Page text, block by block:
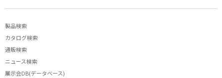
製品検索
カタログ検索
通販検索
ニュース検索
展示会DB(データベース)